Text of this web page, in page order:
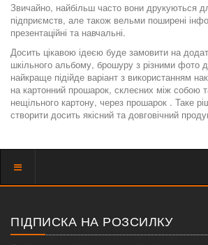
Звичайно, найбільш часто вони друкуються
підприємств, але також вельми поширені
презентаційні та навчальні.
Досить цікавою ідеєю буде замовити на
шкільного альбому, брошуру з різними фото
найкраще підійде варіант з використанням
на картонний прошарок, склеєних між собою
нещільного картону, через прошарок . Таке
створити досить якісний та довговічний
Показать
ПІДПИСКА НА РОЗСИЛКУ